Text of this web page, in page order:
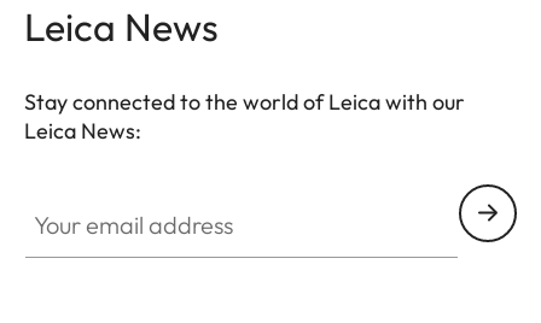
Leica News
Stay connected to the world of Leica with our
Leica News: